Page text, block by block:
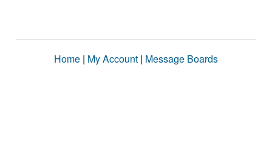
Home | My Account | Message Boards